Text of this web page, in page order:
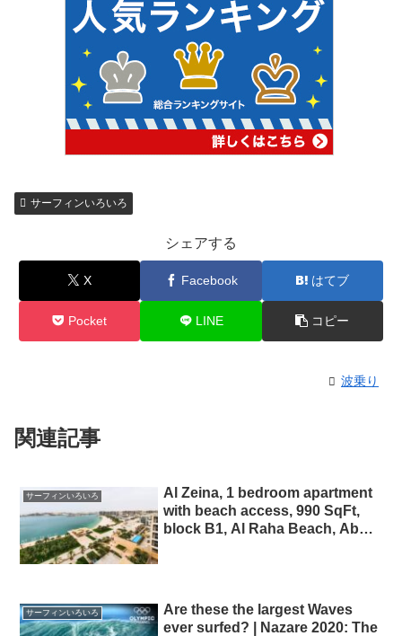
サーフィンいろいろ
シェアする
X Facebook はてブ
Pocket LINE コピー
波乗り
関連記事
サーフィンいろいろ
Al Zeina, 1 bedroom apartment
with beach access, 990 SqFt,
block B1, Al Raha Beach, Abu
サーフィンいろいろ
Are these the largest Waves
ever surfed? | Nazare 2020: The